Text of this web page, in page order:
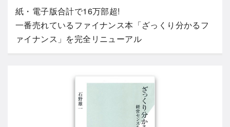
紙・電子版合計で16万部超!
一番売れているファイナンス本「ざっくり分かるフ
ァイナンス」を完全リニューアル